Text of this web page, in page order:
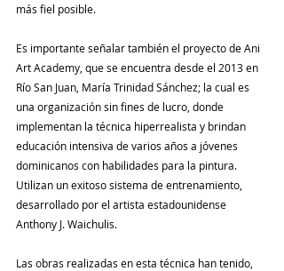
más fiel posible.
Es importante señalar también el proyecto de Ani
Art Academy, que se encuentra desde el 2013 en
Río San Juan, María Trinidad Sánchez; la cual es
una organización sin fines de lucro, donde
implementan la técnica hiperrealista y brindan
educación intensiva de varios años a jóvenes
dominicanos con habilidades para la pintura.
Utilizan un exitoso sistema de entrenamiento,
desarrollado por el artista estadounidense
Anthony J. Waichulis.
Las obras realizadas en esta técnica han tenido,